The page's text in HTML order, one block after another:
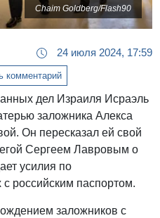
Chaim Goldberg/Flash90
24 июля 2024, 17:59
комментарий
дел Израиля Исраэль
заложника Алекса
Он пересказал ей свой
Сергеем Лавровым о
усилия по
российским паспортом.
заложников с